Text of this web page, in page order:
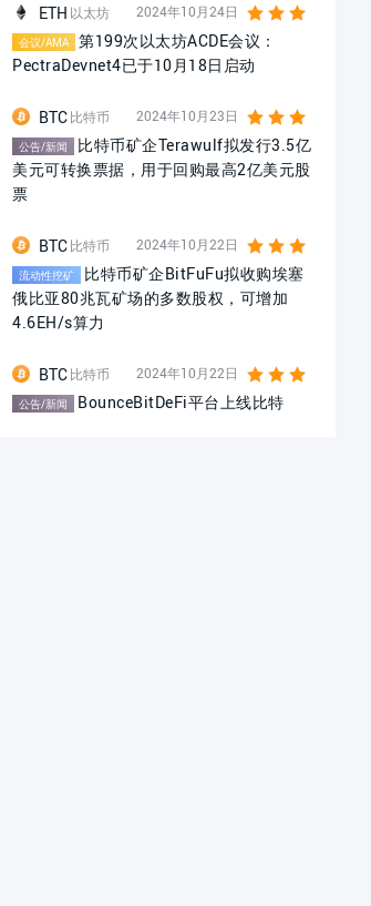
ETH 以太坊 2024年10月24日
会议/AMA
第199次以太坊ACDE会议：
PectraDevnet4已于10月18日启动
BTC比特币 2024年10月23日
公告/新闻
比特币矿企Terawulf拟发行3.5亿
美元可转换票据，用于回购最高2亿美元股
票
BTC比特币 2024年10月22日
流动性挖矿
比特币矿企BitFuFu拟收购埃塞
俄比亚80兆瓦矿场的多数股权，可增加
4.6EH/s算力
BTC比特币 2024年10月22日
公告/新闻
BounceBitDeFi平台上线比特